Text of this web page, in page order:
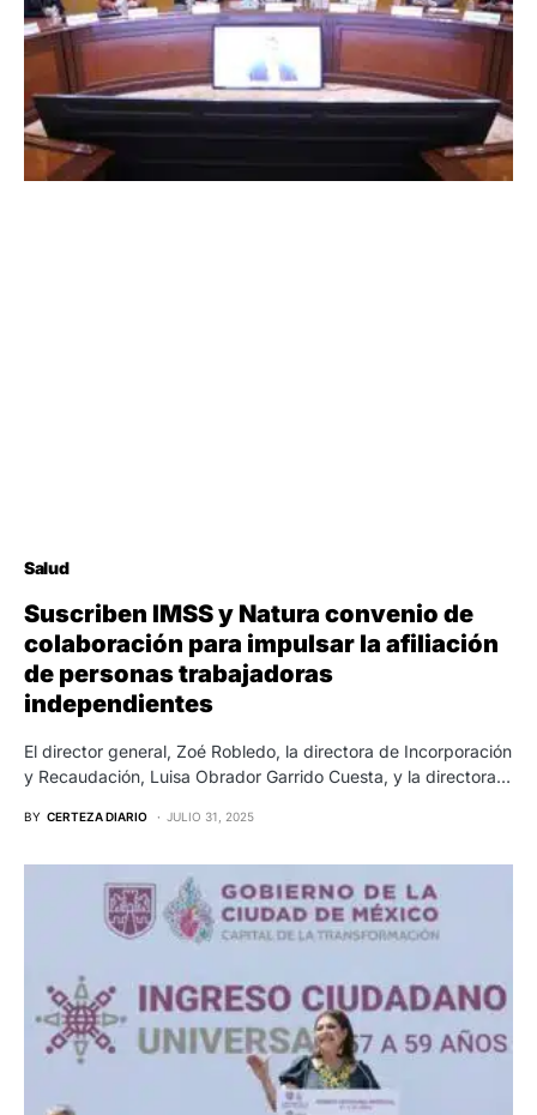
Salud
Suscriben IMSS y Natura convenio de
colaboración para impulsar la afiliación
de personas trabajadoras
independientes
El director general, Zoé Robledo, la directora de Incorporación
y Recaudación, Luisa Obrador Garrido Cuesta, y la directora…
BY CERTEZA DIARIO JULIO 31, 2025